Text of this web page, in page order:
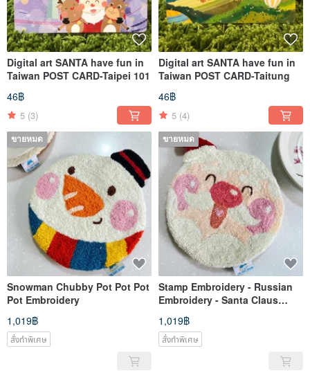
Digital art SANTA have fun in
Taiwan POST CARD-Taipei 101
46฿
5 (3)
Digital art SANTA have fun in
Taiwan POST CARD-Taitung
46฿
5 (4)
ขายหมด
Snowman Chubby Pot Pot Pot
Pot Embroidery
1,019฿
สั่งทำพิเศษ
ขายหมด
Stamp Embroidery - Russian
Embroidery - Santa Claus
Potholder
1,019฿
สั่งทำพิเศษ